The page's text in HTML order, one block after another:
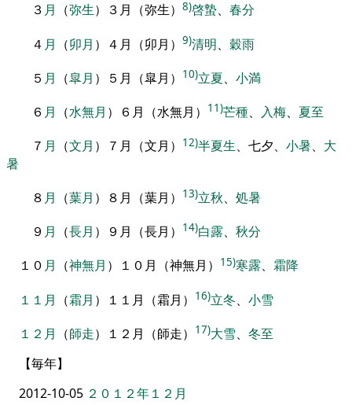
３月 （弥生） ３月（弥生） 8)啓蟄、 春分
４ 月 （卯月 ） ４月（卯月） 9)清明、 穀雨
５ 月 （皐月 ） ５月（皐月） 10)立夏、 小満
６ 月 （水無月 ） ６月（水無月） 11)芒種、 入梅、 夏至
７ 月 （文月 ） ７月（文月） 12)半夏生、 七夕、 小暑、 大
暑
８ 月 （葉月 ） ８月（葉月） 13)立秋、 処暑
９ 月 （長月 ） ９月（長月） 14)白露、 秋分
１０月 （神無月 ） １０月（神無月） 15)寒露、 霜降
１１月 （霜月 ） １１月（霜月） 16)立冬、 小雪
１２月 （師走） １２月（師走） 17)大雪、 冬至
【毎年】
2012-10-05 ２０１２年１２月